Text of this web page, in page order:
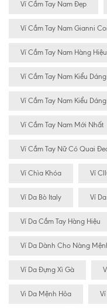
Ví Cầm Tay Nam Đẹp
Ví Cầm Tay Nam Gianni
Ví Cầm Tay Nam Hàng Hiệu
Ví Cầm Tay Nam Kiểu
Ví Cầm Tay Nam Kiểu Dáng
Ví Cầm Tay Nam Mới Nhất
Ví Cầm Tay Nữ Có Quai
Ví Chìa Khóa Ví
Ví Da Bò Italy Ví
Ví Da Cầm Tay Hàng Hiệu
Ví Da Dành Cho Nàng
Ví Da Đựng Xì Gà
Vi Da Mệnh Hỏa